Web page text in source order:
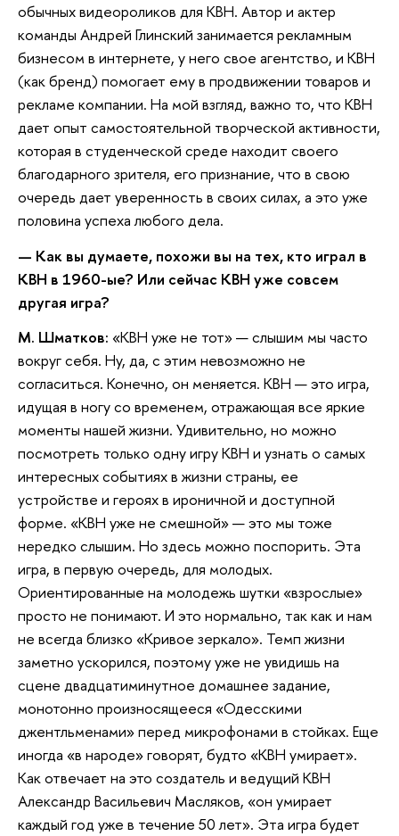
обычных видеороликов для КВН. Автор и актер
команды Андрей Глинский занимается рекламным
бизнесом в интернете, у него свое агентство, и КВН
(как бренд) помогает ему в продвижении товаров и
рекламе компании. На мой взгляд, важно то, что КВН
дает опыт самостоятельной творческой активности,
которая в студенческой среде находит своего
благодарного зрителя, его признание, что в свою
очередь дает уверенность в своих силах, а это уже
половина успеха любого дела.
— Как вы думаете, похожи вы на тех, кто играл в
КВН в 1960-ые? Или сейчас КВН уже совсем
другая игра?
М. Шматков: «КВН уже не тот» — слышим мы часто
вокруг себя. Ну, да, с этим невозможно не
согласиться. Конечно, он меняется. КВН — это игра,
идущая в ногу со временем, отражающая все яркие
моменты нашей жизни. Удивительно, но можно
посмотреть только одну игру КВН и узнать о самых
интересных событиях в жизни страны, ее
устройстве и героях в ироничной и доступной
форме. «КВН уже не смешной» — это мы тоже
нередко слышим. Но здесь можно поспорить. Эта
игра, в первую очередь, для молодых.
Ориентированные на молодежь шутки «взрослые»
просто не понимают. И это нормально, так как и нам
не всегда близко «Кривое зеркало». Темп жизни
заметно ускорился, поэтому уже не увидишь на
сцене двадцатиминутное домашнее задание,
монотонно произносящееся «Одесскими
джентльменами» перед микрофонами в стойках. Еще
иногда «в народе» говорят, будто «КВН умирает».
Как отвечает на это создатель и ведущий КВН
Александр Васильевич Масляков, «он умирает
каждый год уже в течение 50 лет». Эта игра будет